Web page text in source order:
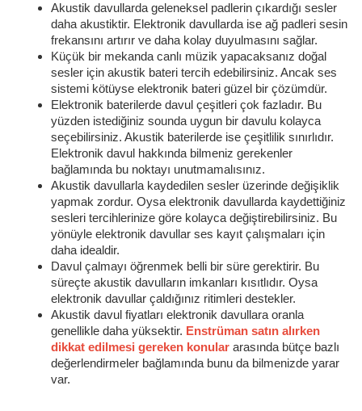
Akustik davullarda geleneksel padlerin çıkardığı sesler
daha akustiktir. Elektronik davullarda ise ağ padleri sesin
frekansını artırır ve daha kolay duyulmasını sağlar.
Küçük bir mekanda canlı müzik yapacaksanız doğal
sesler için akustik bateri tercih edebilirsiniz. Ancak ses
sistemi kötüyse elektronik bateri güzel bir çözümdür.
Elektronik baterilerde davul çeşitleri çok fazladır. Bu
yüzden istediğiniz sounda uygun bir davulu kolayca
seçebilirsiniz. Akustik baterilerde ise çeşitlilik sınırlıdır.
Elektronik davul hakkında bilmeniz gerekenler
bağlamında bu noktayı unutmamalısınız.
Akustik davullarla kaydedilen sesler üzerinde değişiklik
yapmak zordur. Oysa elektronik davullarda kaydettiğiniz
sesleri tercihlerinize göre kolayca değiştirebilirsiniz. Bu
yönüyle elektronik davullar ses kayıt çalışmaları için
daha idealdir.
Davul çalmayı öğrenmek belli bir süre gerektirir. Bu
süreçte akustik davulların imkanları kısıtlıdır. Oysa
elektronik davullar çaldığınız ritimleri destekler.
Akustik davul fiyatları elektronik davullara oranla
genellikle daha yüksektir. Enstrüman satın alırken
dikkat edilmesi gereken konular arasında bütçe bazlı
değerlendirmeler bağlamında bunu da bilmenizde yarar
var.